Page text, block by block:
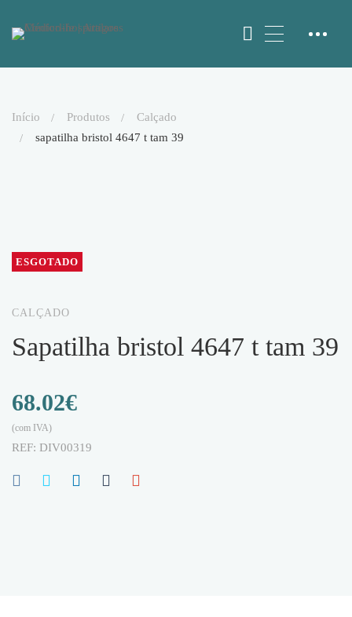
início produtos
calçado
sapatilha bristol 4647 t tam 39
ESGOTADO
CALÇADO
sapatilha bristol 4647 t tam 39
68.02€
(com IVA)
REF: DIV00319